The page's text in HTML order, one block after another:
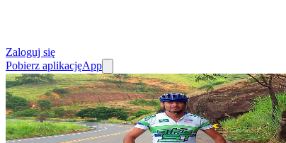
Zaloguj się
Pobierz aplikacjęApp